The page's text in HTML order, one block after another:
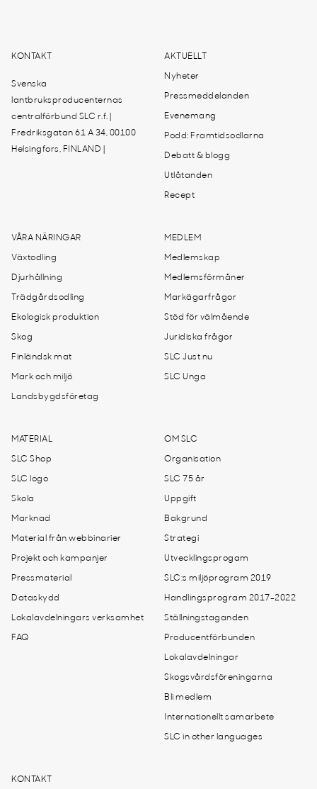
KONTAKT
Svenska
lantbruksproducenternas
centralförbund SLC r.f. |
Fredriksgatan 61 A 34, 00100
Helsingfors, FINLAND |
AKTUELLT
Nyheter
Pressmeddelanden
Evenemang
Podd: Framtidsodlarna
Debatt & blogg
Utlåtanden
Recept
VÅRA NÄRINGAR
Växtodling
Djurhållning
Trädgårdsodling
Ekologisk produktion
Skog
Finländsk mat
Mark och miljö
Landsbygdsföretag
MEDLEM
Medlemskap
Medlemsförmåner
Markägarfrågor
Stöd för välmående
Juridiska frågor
SLC Just nu
SLC Unga
MATERIAL
SLC Shop
SLC logo
Skola
Marknad
Material från webbinarier
Projekt och kampanjer
Pressmaterial
Dataskydd
Lokalavdelningars verksamhet
FAQ
OM SLC
Organisation
SLC 75 år
Uppgift
Bakgrund
Strategi
Utvecklingsprogam
SLC:s miljöprogram 2019
Handlingsprogram 2017-2022
Ställningstaganden
Producentförbunden
Lokalavdelningar
Skogsvårdsföreningarna
Bli medlem
Internationellt samarbete
SLC in other languages
KONTAKT